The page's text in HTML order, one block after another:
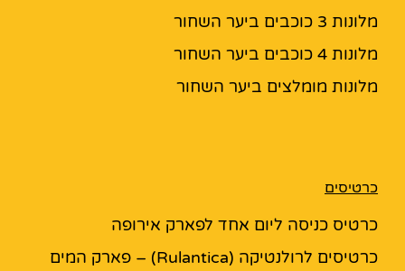
מלונות 3 כוכבים ביער השחור
מלונות 4 כוכבים ביער השחור
מלונות מומלצים ביער השחור
כרטיסים
כרטיס כניסה ליום אחד לפארק אירופה
כרטיסים לרולנטיקה (Rulantica) – פארק המים